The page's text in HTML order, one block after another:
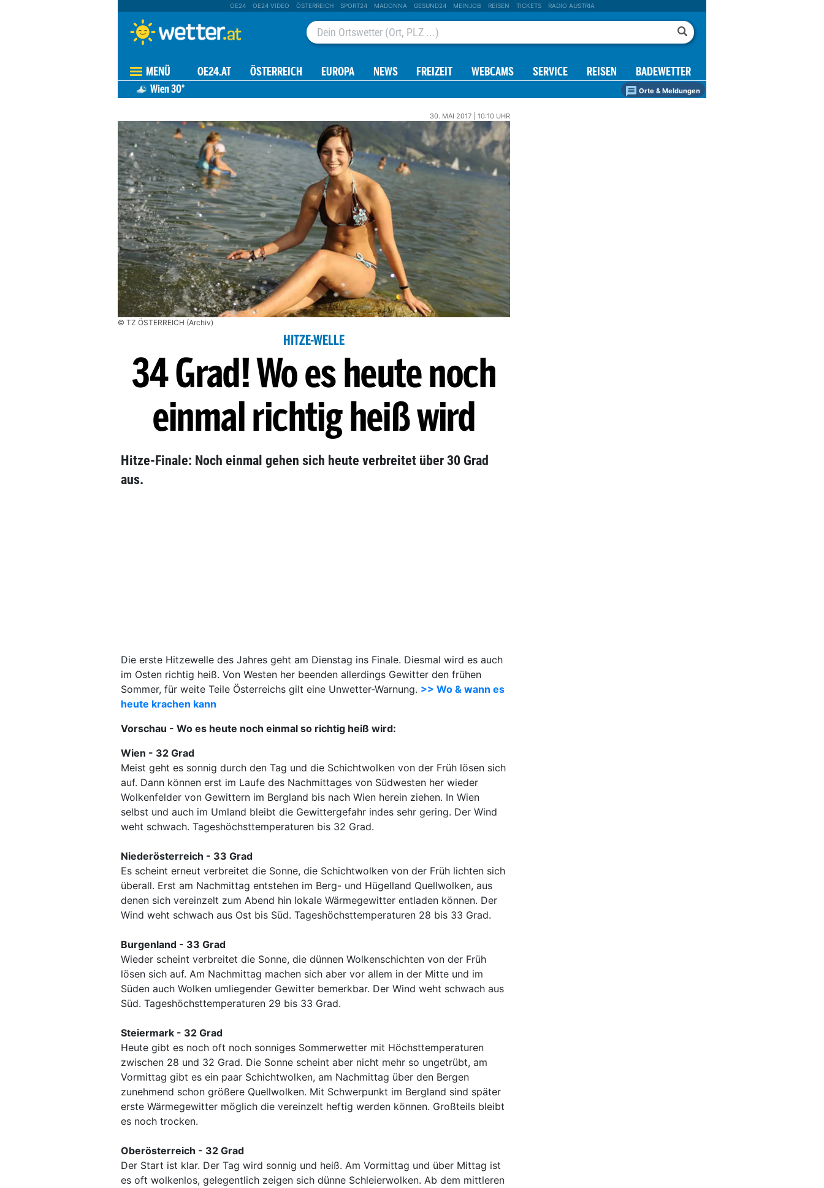
OE24 OE24 VIDEO ÖSTERREICH SPORT24 MADONNA GESUND24 MEINJOB REISEN TICKETS RADIO AUSTRIA
MENÜ OE24.AT ÖSTERREICH EUROPA NEWS FREIZEIT WEBCAMS SERVICE REISEN BADEWETTER
Wien30° Orte & Meldungen
30. MAI 2017 | 10:10 UHR
© TZ ÖSTERREICH (Archiv)
HITZE-WELLE
34 Grad! Wo es heute noch
einmal richtig heiß wird
Hitze-Finale: Noch einmal gehen sich heute verbreitet über 30 Grad
aus.
Die erste Hitzewelle des Jahres geht am Dienstag ins Finale. Diesmal wird es auch
im Osten richtig heiß. Von Westen her beenden allerdings Gewitter den frühen
Sommer, für weite Teile Österreichs gilt eine Unwetter-Warnung. >> Wo & wann es
heute krachen kann
Vorschau - Wo es heute noch einmal so richtig heiß wird:
Wien - 32 Grad
Meist geht es sonnig durch den Tag und die Schichtwolken von der Früh lösen sich
auf. Dann können erst im Laufe des Nachmittages von Südwesten her wieder
Wolkenfelder von Gewittern im Bergland bis nach Wien herein ziehen. In Wien
selbst und auch im Umland bleibt die Gewittergefahr indes sehr gering. Der Wind
weht schwach. Tageshöchsttemperaturen bis 32 Grad.
Niederösterreich - 33 Grad
Es scheint erneut verbreitet die Sonne, die Schichtwolken von der Früh lichten sich
überall. Erst am Nachmittag entstehen im Berg- und Hügelland Quellwolken, aus
denen sich vereinzelt zum Abend hin lokale Wärmegewitter entladen können. Der
Wind weht schwach aus Ost bis Süd. Tageshöchsttemperaturen 28 bis 33 Grad.
Burgenland - 33 Grad
Wieder scheint verbreitet die Sonne, die dünnen Wolkenschichten von der Früh
lösen sich auf. Am Nachmittag machen sich aber vor allem in der Mitte und im
Süden auch Wolken umliegender Gewitter bemerkbar. Der Wind weht schwach aus
Süd. Tageshöchsttemperaturen 29 bis 33 Grad.
Steiermark - 32 Grad
Heute gibt es noch oft noch sonniges Sommerwetter mit Höchsttemperaturen
zwischen 28 und 32 Grad. Die Sonne scheint aber nicht mehr so ungetrübt, am
Vormittag gibt es ein paar Schichtwolken, am Nachmittag über den Bergen
zunehmend schon größere Quellwolken. Mit Schwerpunkt im Bergland sind später
erste Wärmegewitter möglich die vereinzelt heftig werden können. Großteils bleibt
es noch trocken.
Oberösterreich - 32 Grad
Der Start ist klar. Der Tag wird sonnig und heiß. Am Vormittag und über Mittag ist
es oft wolkenlos, gelegentlich zeigen sich dünne Schleierwolken. Ab dem mittleren